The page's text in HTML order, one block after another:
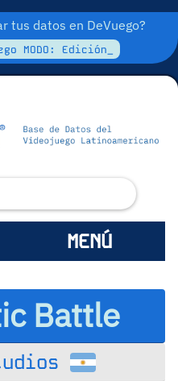
tus datos en DeVuego?
MODO: Edición_
MENÚ
Battle